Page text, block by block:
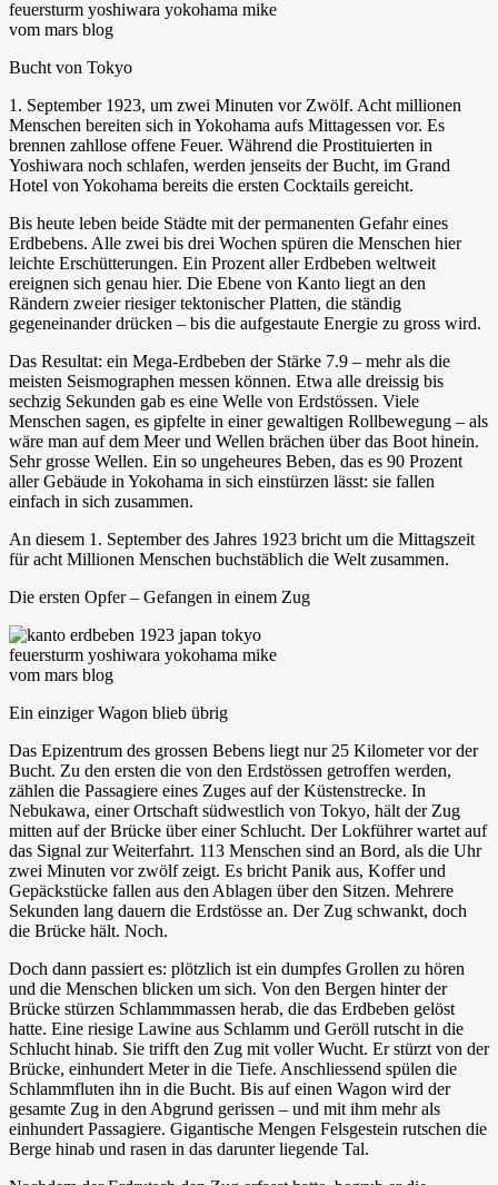
Bucht von Tokyo
1. September 1923, um zwei Minuten vor Zwölf. Acht millionen
Menschen bereiten sich in Yokohama aufs Mittagessen vor. Es
brennen zahllose offene Feuer. Während die Prostituierten in
Yoshiwara noch schlafen, werden jenseits der Bucht, im Grand
Hotel von Yokohama bereits die ersten Cocktails gereicht.
Bis heute leben beide Städte mit der permanenten Gefahr eines
Erdbebens. Alle zwei bis drei Wochen spüren die Menschen hier
leichte Erschütterungen. Ein Prozent aller Erdbeben weltweit
ereignen sich genau hier. Die Ebene von Kanto liegt an den
Rändern zweier riesiger tektonischer Platten, die ständig
gegeneinander drücken – bis die aufgestaute Energie zu gross wird.
Das Resultat: ein Mega-Erdbeben der Stärke 7.9 – mehr als die
meisten Seismographen messen können. Etwa alle dreissig bis
sechzig Sekunden gab es eine Welle von Erdstössen. Viele
Menschen sagen, es gipfelte in einer gewaltigen Rollbewegung – als
wäre man auf dem Meer und Wellen brächen über das Boot hinein.
Sehr grosse Wellen. Ein so ungeheures Beben, das es 90 Prozent
aller Gebäude in Yokohama in sich einstürzen lässt: sie fallen
einfach in sich zusammen.
An diesem 1. September des Jahres 1923 bricht um die Mittagszeit
für acht Millionen Menschen buchstäblich die Welt zusammen.
Die ersten Opfer – Gefangen in einem Zug
Ein einziger Wagon blieb übrig
Das Epizentrum des grossen Bebens liegt nur 25 Kilometer vor der
Bucht. Zu den ersten die von den Erdstössen getroffen werden,
zählen die Passagiere eines Zuges auf der Küstenstrecke. In
Nebukawa, einer Ortschaft südwestlich von Tokyo, hält der Zug
mitten auf der Brücke über einer Schlucht. Der Lokführer wartet auf
das Signal zur Weiterfahrt. 113 Menschen sind an Bord, als die Uhr
zwei Minuten vor zwölf zeigt. Es bricht Panik aus, Koffer und
Gepäckstücke fallen aus den Ablagen über den Sitzen. Mehrere
Sekunden lang dauern die Erdstösse an. Der Zug schwankt, doch
die Brücke hält. Noch.
Doch dann passiert es: plötzlich ist ein dumpfes Grollen zu hören
und die Menschen blicken um sich. Von den Bergen hinter der
Brücke stürzen Schlammmassen herab, die das Erdbeben gelöst
hatte. Eine riesige Lawine aus Schlamm und Geröll rutscht in die
Schlucht hinab. Sie trifft den Zug mit voller Wucht. Er stürzt von der
Brücke, einhundert Meter in die Tiefe. Anschliessend spülen die
Schlammfluten ihn in die Bucht. Bis auf einen Wagon wird der
gesamte Zug in den Abgrund gerissen – und mit ihm mehr als
einhundert Passagiere. Gigantische Mengen Felsgestein rutschen die
Berge hinab und rasen in das darunter liegende Tal.